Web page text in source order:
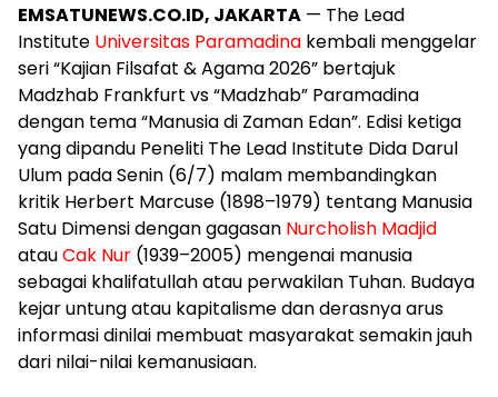
EMSATUNEWS.CO.ID, JAKARTA — The Lead
Institute Universitas Paramadina kembali menggelar
seri “Kajian Filsafat & Agama 2026” bertajuk
Madzhab Frankfurt vs “Madzhab” Paramadina
dengan tema “Manusia di Zaman Edan”. Edisi ketiga
yang dipandu Peneliti The Lead Institute Dida Darul
Ulum pada Senin (6/7) malam membandingkan
kritik Herbert Marcuse (1898–1979) tentang Manusia
Satu Dimensi dengan gagasan Nurcholish Madjid
atauCak Nur (1939–2005) mengenai manusia
sebagai khalifatullah atau perwakilan Tuhan. Budaya
kejar untung atau kapitalisme dan derasnya arus
informasi dinilai membuat masyarakat semakin jauh
dari nilai-nilai kemanusiaan.